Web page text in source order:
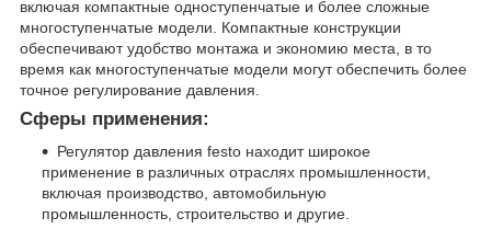
включая компактные одноступенчатые и более сложные
многоступенчатые модели. Компактные конструкции
обеспечивают удобство монтажа и экономию места, в то
время как многоступенчатые модели могут обеспечить более
точное регулирование давления.
Сферы применения:
Регулятор давления festo находит широкое
применение в различных отраслях промышленности,
включая производство, автомобильную
промышленность, строительство и другие.